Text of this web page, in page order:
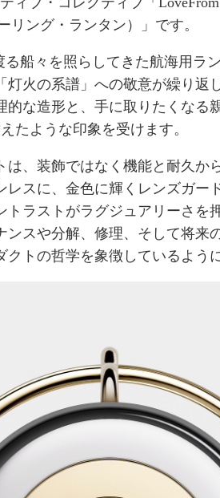
リング・ランタン）」です。
る船々を照らしてきた航海用ラ
灯火の系譜」への敬意が繰り返
的な造形と、手に取りたくなる
たような印象を受けます。
は、装飾ではなく機能と耐久か
レスに、金色に輝くレンズガー
トラストがラグジュアリーさを
ンスや分解、修理、そして将来
トの哲学を象徴しているよう